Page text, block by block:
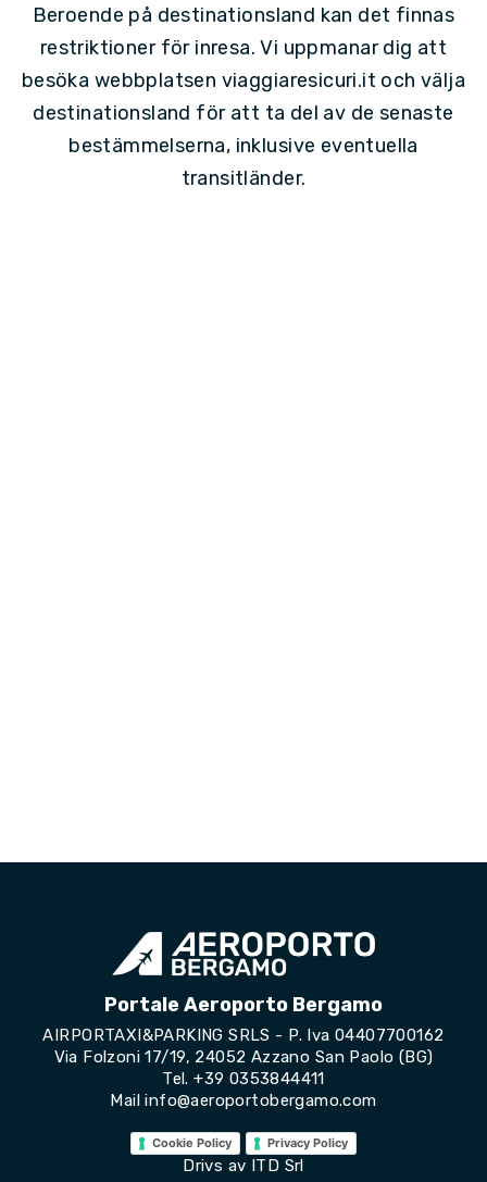
Beroende på destinationsland kan det finnas
restriktioner för inresa. Vi uppmanar dig att
besöka webbplatsen viaggiaresicuri.it och välja
destinationsland för att ta del av de senaste
bestämmelserna, inklusive eventuella
transitländer.
Portale Aeroporto Bergamo
AIRPORTAXI&PARKING SRLS - P. Iva 04407700162
Via Folzoni 17/19, 24052 Azzano San Paolo (BG)
Tel.+39 0353844411
Mailinfo@aeroportobergamo.com
Cookie Policy Privacy Policy
Drivs av ITD Srl